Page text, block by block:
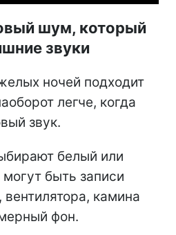
шум, который
звуки
ночей подходит
легче, когда
звук.
белый или
быть записи
камина
фон.